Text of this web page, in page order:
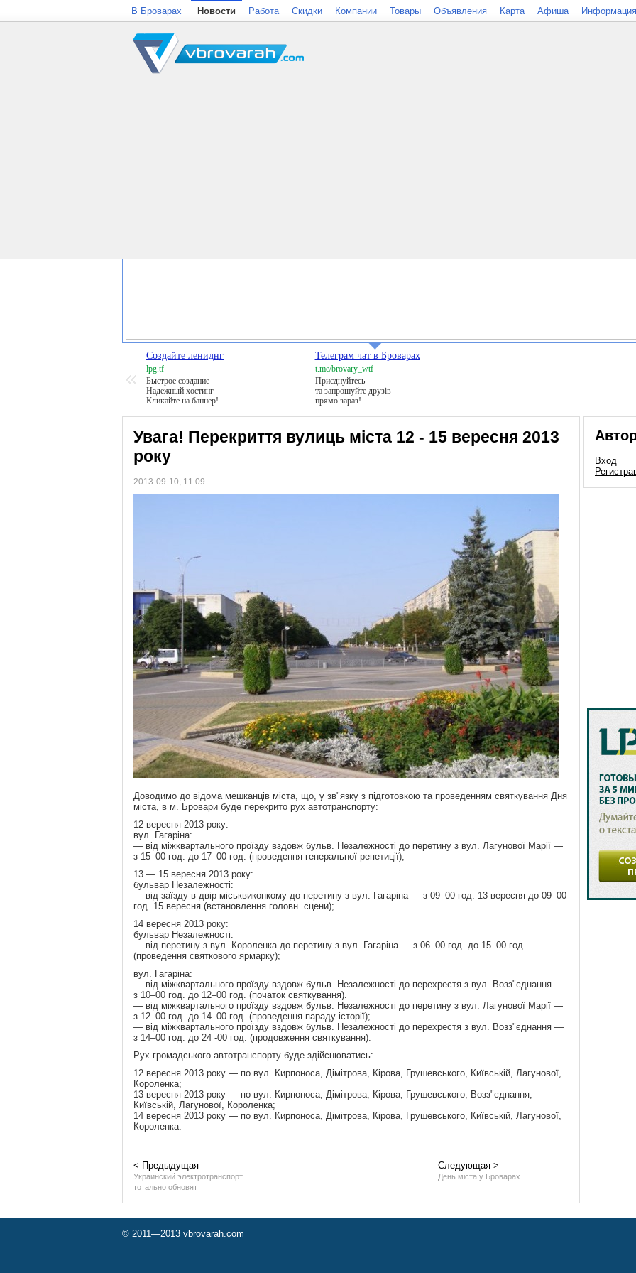
Создайте лениднг
lpg.tf
Быстрое создание
Надежный хостинг
Кликайте на баннер!
Телеграм чат в Броварах
t.me/brovary_wtf
Приєднуйтесь
та запрошуйте друзів
прямо зараз!
Увага! Перекриття вулиць міста 12 - 15 вересня 2013
року
2013-09-10, 11:09
Доводимо до відома мешканців міста, що, у зв"язку з підготовкою та проведенням святкування Дня
міста, в м. Бровари буде перекрито рух автотранспорту:
12 вересня 2013 року:
вул. Гагаріна:
— від міжквартального проїзду вздовж бульв. Незалежності до перетину з вул. Лагунової Марії —
з 15–00 год. до 17–00 год. (проведення генеральної репетиції);
13 — 15 вересня 2013 року:
бульвар Незалежності:
— від заїзду в двір міськвиконкому до перетину з вул. Гагаріна — з 09–00 год. 13 вересня до 09–00
год. 15 вересня (встановлення головн. сцени);
14 вересня 2013 року:
бульвар Незалежності:
— від перетину з вул. Короленка до перетину з вул. Гагаріна — з 06–00 год. до 15–00 год.
(проведення святкового ярмарку);
вул. Гагаріна:
— від міжквартального проїзду вздовж бульв. Незалежності до перехрестя з вул. Возз"єднання —
з 10–00 год. до 12–00 год. (початок святкування).
— від міжквартального проїзду вздовж бульв. Незалежності до перетину з вул. Лагунової Марії —
з 12–00 год. до 14–00 год. (проведення параду історії);
— від міжквартального проїзду вздовж бульв. Незалежності до перехрестя з вул. Возз"єднання —
з 14–00 год. до 24 -00 год. (продовження святкування).
Рух громадського автотранспорту буде здійснюватись:
12 вересня 2013 року — по вул. Кирпоноса, Дімітрова, Кірова, Грушевського, Київській, Лагунової,
Короленка;
13 вересня 2013 року — по вул. Кирпоноса, Дімітрова, Кірова, Грушевського, Возз"єднання,
Київській, Лагунової, Короленка;
14 вересня 2013 року — по вул. Кирпоноса, Дімітрова, Кірова, Грушевського, Київській, Лагунової,
Короленка.
< Предыдущая
Украинский электротранспорт
тотально обновят
Следующая >
День міста у Броварах
Вход
В Броварах Новости Работа Скидки Компании Товары Объявления Карта Афиша Информация
© 2011—2013 vbrovarah.com